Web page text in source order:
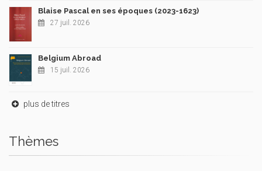
Blaise Pascal en ses époques (2023-1623)
27 juil. 2026
Belgium Abroad
15 juil. 2026
plus de titres
Thèmes